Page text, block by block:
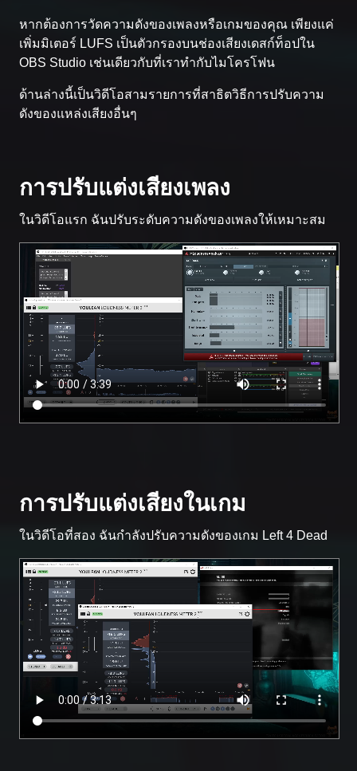
หากต้องการวัดความดังของเพลงหรือเกมของคุณ เพียงแค่
เพิ่มมิเตอร์ LUFS เป็นตัวกรองบนช่องเสียงเดสก์ท็อปใน
OBS Studio เช่นเดียวกับที่เราทำกับไมโครโฟน
ด้านล่างนี้เป็นวิดีโอสามรายการที่สาธิตวิธีการปรับความ
ดังของแหล่งเสียงอื่นๆ
การปรับแต่งเสียงเพลง
ในวิดีโอแรก ฉันปรับระดับความดังของเพลงให้เหมาะสม
การปรับแต่งเสียงในเกม
ในวิดีโอที่สอง ฉันกำลังปรับความดังของเกม Left 4 Dead